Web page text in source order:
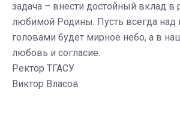
задача – внести достойный вклад в
любимой Родины. Пусть всегда
головами будет мирное небо, а в
любовь и согласие.
Ректор
Виктор Власов